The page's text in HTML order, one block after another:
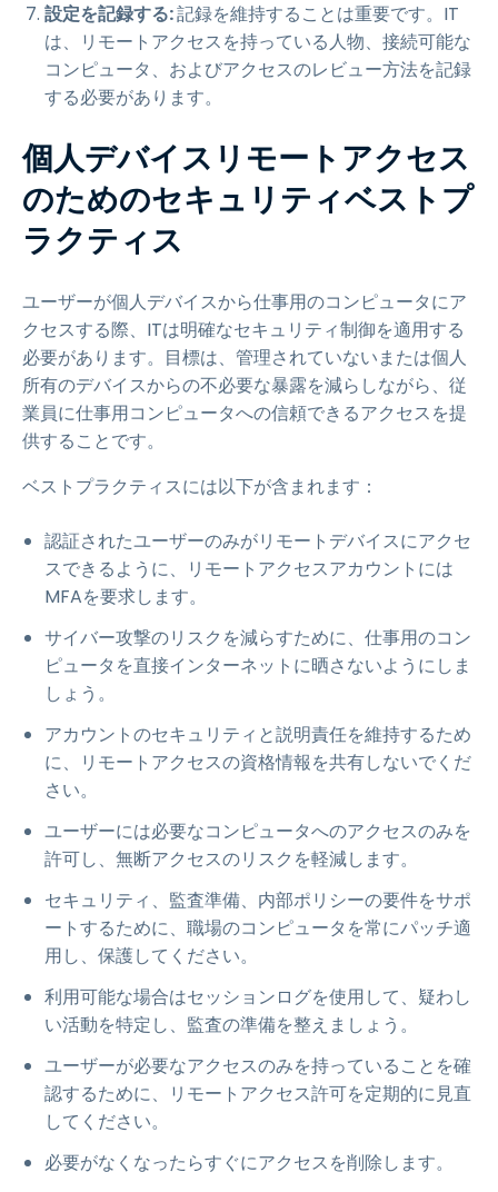
設定を記録する:記録を維持することは重要です。IT
は、リモートアクセスを持っている人物、接続可能な
コンピュータ、およびアクセスのレビュー方法を記録
する必要があります。
個人デバイスリモートアクセス
のためのセキュリティベストプ
ラクティス
ユーザーが個人デバイスから仕事用のコンピュータにア
クセスする際、ITは明確なセキュリティ制御を適用する
必要があります。目標は、管理されていないまたは個人
所有のデバイスからの不必要な暴露を減らしながら、従
業員に仕事用コンピュータへの信頼できるアクセスを提
供することです。
ベストプラクティスには以下が含まれます：
認証されたユーザーのみがリモートデバイスにアクセ
スできるように、リモートアクセスアカウントには
MFAを要求します。
サイバー攻撃のリスクを減らすために、仕事用のコン
ピュータを直接インターネットに晒さないようにしま
しょう。
アカウントのセキュリティと説明責任を維持するため
に、リモートアクセスの資格情報を共有しないでくだ
さい。
ユーザーには必要なコンピュータへのアクセスのみを
許可し、無断アクセスのリスクを軽減します。
セキュリティ、監査準備、内部ポリシーの要件をサポ
ートするために、職場のコンピュータを常にパッチ適
用し、保護してください。
利用可能な場合はセッションログを使用して、疑わし
い活動を特定し、監査の準備を整えましょう。
ユーザーが必要なアクセスのみを持っていることを確
認するために、リモートアクセス許可を定期的に見直
してください。
必要がなくなったらすぐにアクセスを削除します。